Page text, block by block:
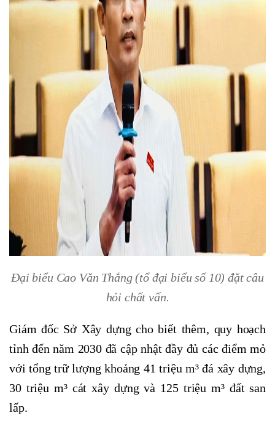
Đại biểu Cao Văn Thắng (tổ đại biểu số 10) đặt câu
hỏi chất vấn.
Giám đốc Sở Xây dựng cho biết thêm, quy hoạch
tỉnh đến năm 2030 đã cập nhật đầy đủ các điểm mỏ
với tổng trữ lượng khoảng 41 triệu m³ đá xây dựng,
30 triệu m³ cát xây dựng và 125 triệu m³ đất san
lấp.